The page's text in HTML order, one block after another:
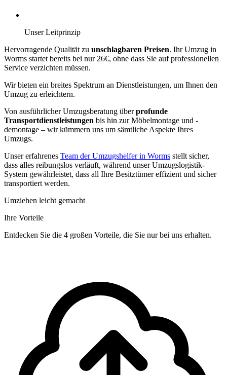
Unser Leitprinzip
Hervorragende Qualität zu unschlagbaren Preisen. Ihr Umzug in
Worms startet bereits bei nur 26€, ohne dass Sie auf professionellen
Service verzichten müssen.
Wir bieten ein breites Spektrum an Dienstleistungen, um Ihnen den
Umzug zu erleichtern.
Von ausführlicher Umzugsberatung überprofunde
Transportdienstleistungen bis hin zur Möbelmontage und -
demontage – wir kümmern uns um sämtliche Aspekte Ihres
Umzugs.
Unser erfahrenes Team der Umzugshelfer in Worms stellt sicher,
dass alles reibungslos verläuft, während unser Umzugslogistik-
System gewährleistet, dass all Ihre Besitztümer effizient und sicher
transportiert werden.
Umziehen leicht gemacht
Ihre Vorteile
Entdecken Sie die 4 großen Vorteile, die Sie nur bei uns erhalten.